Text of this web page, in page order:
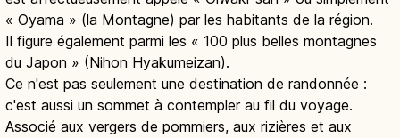
« Oyama » (la Montagne) par les habitants de la région.
Il figure également parmi les « 100 plus belles montagnes
du Japon » (Nihon Hyakumeizan).
Ce n'est pas seulement une destination de randonnée :
c'est aussi un sommet à contempler au fil du voyage.
Associé aux vergers de pommiers, aux rizières et aux